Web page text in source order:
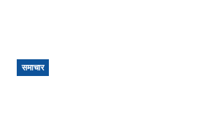
समाचार